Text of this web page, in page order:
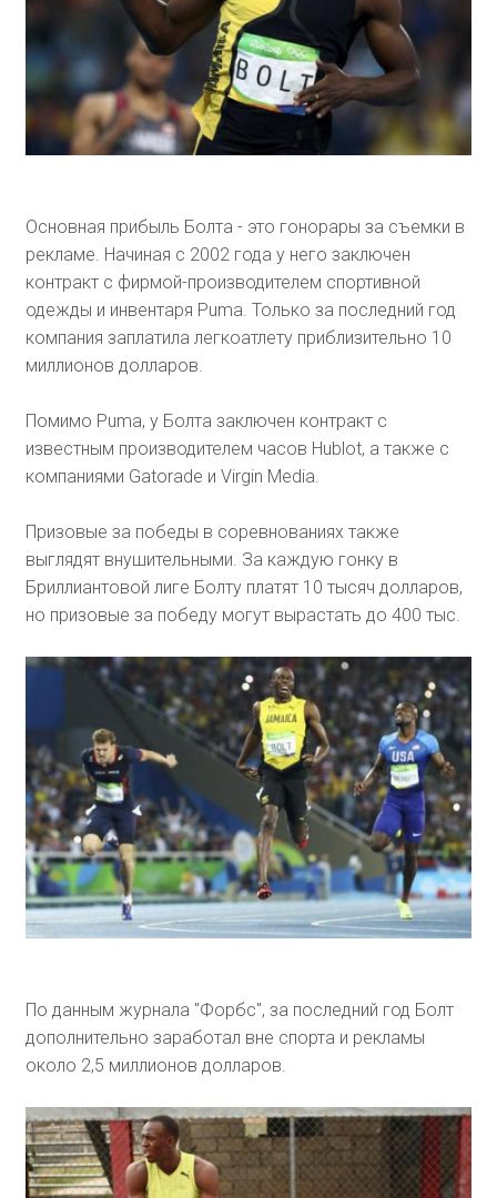
Основная прибыль Болта - это гонорары за съемки в
рекламе. Начиная с 2002 года у него заключен
контракт с фирмой-производителем спортивной
одежды и инвентаря Puma. Только за последний год
компания заплатила легкоатлету приблизительно 10
миллионов долларов.
Помимо Puma, у Болта заключен контракт с
известным производителем часов Hublot, а также с
компаниями Gatorade и Virgin Media.
Призовые за победы в соревнованиях также
выглядят внушительными. За каждую гонку в
Бриллиантовой лиге Болту платят 10 тысяч долларов,
но призовые за победу могут вырастать до 400 тыс.
По данным журнала "Форбс", за последний год Болт
дополнительно заработал вне спорта и рекламы
около 2,5 миллионов долларов.